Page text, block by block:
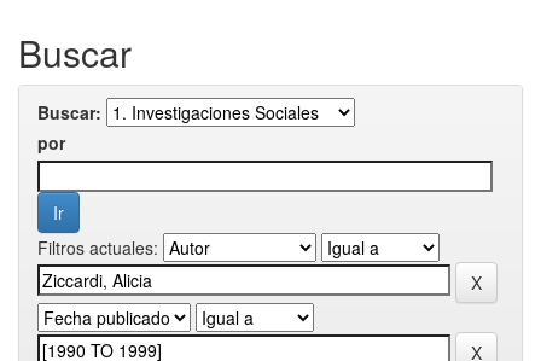
Buscar
Buscar:
por
Filtros actuales: